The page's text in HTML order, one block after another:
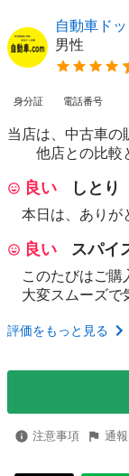
自動車ド
男性
身分証 電話番号
当店は、中古車の
他店との比較と
良い しとり
本日は、ありが
良い スパイ
このたびはご購
大変スムーズで
評価をもっと見る
注意事項 通報